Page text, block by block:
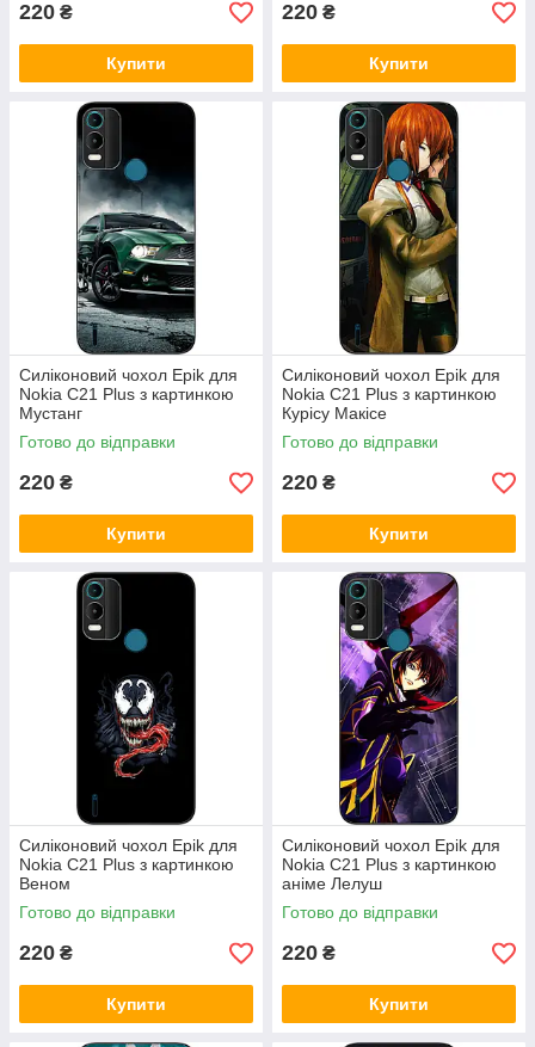
220 ₴
Купити
220 ₴
Купити
Силіконовий чохол Epik для
Nokia C21 Plus з картинкою
Мустанг
Готово до відправки
220 ₴
Купити
Силіконовий чохол Epik для
Nokia C21 Plus з картинкою
Курісу Макісе
Готово до відправки
220 ₴
Купити
Силіконовий чохол Epik для
Nokia C21 Plus з картинкою
Веном
Готово до відправки
220 ₴
Купити
Силіконовий чохол Epik для
Nokia C21 Plus з картинкою
аніме Лелуш
Готово до відправки
220 ₴
Купити